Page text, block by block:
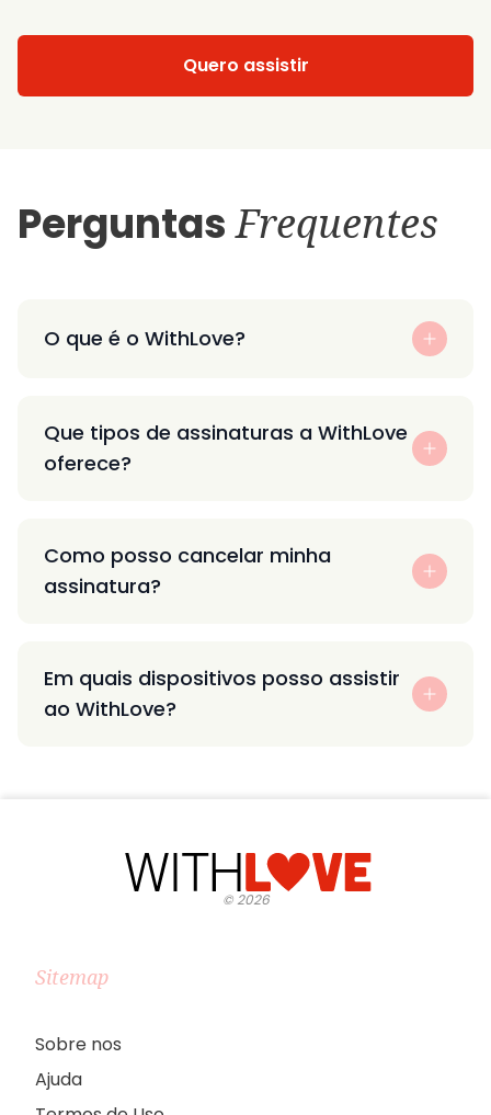
Quero assistir
PerguntasFrequentes
O que é o WithLove?
Que tipos de assinaturas a WithLove
oferece?
Como posso cancelar minha
assinatura?
Em quais dispositivos posso assistir
ao WithLove?
©2026
Sitemap
Sobre nos
Ajuda